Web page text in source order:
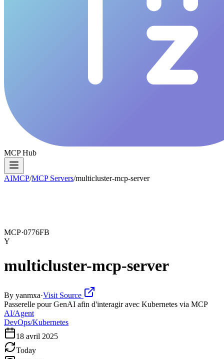
MCP Hub
AIMCP/MCP Servers/multicluster-mcp-server
MCP·0776FB
Y
multicluster-mcp-server
By yanmxa·Visit Source
Passerelle pour GenAI afin d'interagir avec Kubernetes via MCP
AI/Agent
DevOps/Kubernetes
18 avril 2025
Today